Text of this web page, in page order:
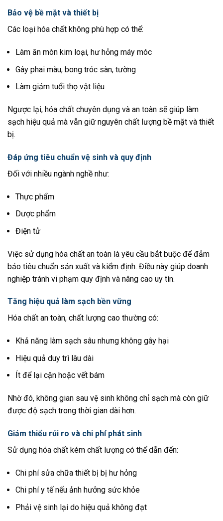
Bảo vệ bề mặt và thiết bị
Các loại hóa chất không phù hợp có thể:
Làm ăn mòn kim loại, hư hỏng máy móc
Gây phai màu, bong tróc sàn, tường
Làm giảm tuổi thọ vật liệu
Ngược lại, hóa chất chuyên dụng và an toàn sẽ giúp làm
sạch hiệu quả mà vẫn giữ nguyên chất lượng bề mặt và thiết
bị.
Đáp ứng tiêu chuẩn vệ sinh và quy định
Đối với nhiều ngành nghề như:
Thực phẩm
Dược phẩm
Điện tử
Việc sử dụng hóa chất an toàn là yêu cầu bắt buộc để đảm
bảo tiêu chuẩn sản xuất và kiểm định. Điều này giúp doanh
nghiệp tránh vi phạm quy định và nâng cao uy tín.
Tăng hiệu quả làm sạch bền vững
Hóa chất an toàn, chất lượng cao thường có:
Khả năng làm sạch sâu nhưng không gây hại
Hiệu quả duy trì lâu dài
Ít để lại cặn hoặc vết bám
Nhờ đó, không gian sau vệ sinh không chỉ sạch mà còn giữ
được độ sạch trong thời gian dài hơn.
Giảm thiểu rủi ro và chi phí phát sinh
Sử dụng hóa chất kém chất lượng có thể dẫn đến:
Chi phí sửa chữa thiết bị bị hư hỏng
Chi phí y tế nếu ảnh hưởng sức khỏe
Phải vệ sinh lại do hiệu quả không đạt